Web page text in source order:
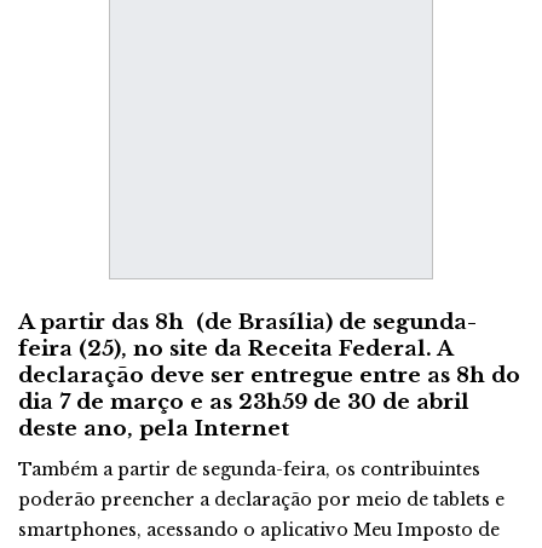
A partir das 8h (de Brasília) de segunda-
feira (25), no site da Receita Federal. A
declaração deve ser entregue entre as 8h do
dia 7 de março e as 23h59 de 30 de abril
deste ano, pela Internet
Também a partir de segunda-feira, os contribuintes
poderão preencher a declaração por meio de tablets e
smartphones, acessando o aplicativo Meu Imposto de